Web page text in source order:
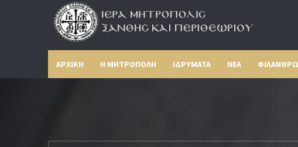
ΑΡΧΙΚΗ Η ΜΗΤΡΟΠΟΛΗ ΙΔΡΥΜΑΤΑ ΝΕΑ